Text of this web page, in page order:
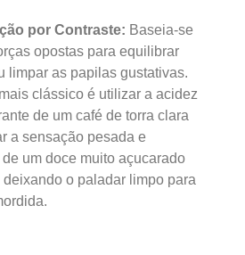
por Contraste: Baseia-se
opostas para equilibrar
limpar as papilas gustativas.
clássico é utilizar a acidez
de um café de torra clara
a sensação pesada e
um doce muito açucarado
deixando o paladar limpo para